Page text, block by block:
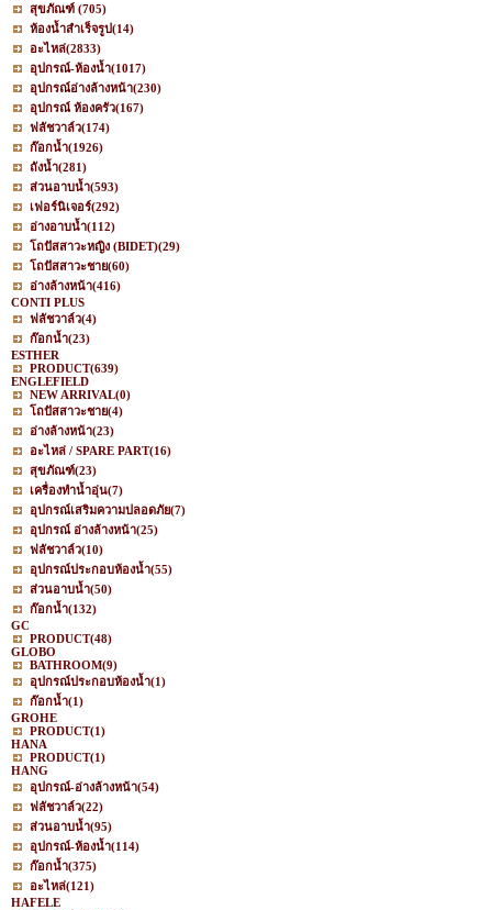
สุขภัณฑ์ (705)
ห้องน้ำสำเร็จรูป(14)
อะไหล่(2833)
อุปกรณ์-ห้องน้ำ(1017)
อุปกรณ์อ่างล้างหน้า(230)
อุปกรณ์ ห้องครัว(167)
ฟลัชวาล์ว(174)
ก๊อกน้ำ(1926)
ถังน้ำ(281)
ส่วนอาบน้ำ(593)
เฟอร์นิเจอร์(292)
อ่างอาบน้ำ(112)
โถปัสสาวะหญิง (BIDET)(29)
โถปัสสาวะชาย(60)
อ่างล้างหน้า(416)
CONTI PLUS
ฟลัชวาล์ว(4)
ก๊อกน้ำ(23)
ESTHER
PRODUCT(639)
ENGLEFIELD
NEW ARRIVAL(0)
โถปัสสาวะชาย(4)
อ่างล้างหน้า(23)
อะไหล่ / SPARE PART(16)
สุขภัณฑ์(23)
เครื่องทำน้ำอุ่น(7)
อุปกรณ์เสริมความปลอดภัย(7)
อุปกรณ์ อ่างล้างหน้า(25)
ฟลัชวาล์ว(10)
อุปกรณ์ประกอบห้องน้ำ(55)
ส่วนอาบน้ำ(50)
ก๊อกน้ำ(132)
GC
PRODUCT(48)
GLOBO
BATHROOM(9)
อุปกรณ์ประกอบห้องน้ำ(1)
ก๊อกน้ำ(1)
GROHE
PRODUCT(1)
HANA
PRODUCT(1)
HANG
อุปกรณ์-อ่างล้างหน้า(54)
ฟลัชวาล์ว(22)
ส่วนอาบน้ำ(95)
อุปกรณ์-ห้องน้ำ(114)
ก๊อกน้ำ(375)
อะไหล่(121)
HAFELE